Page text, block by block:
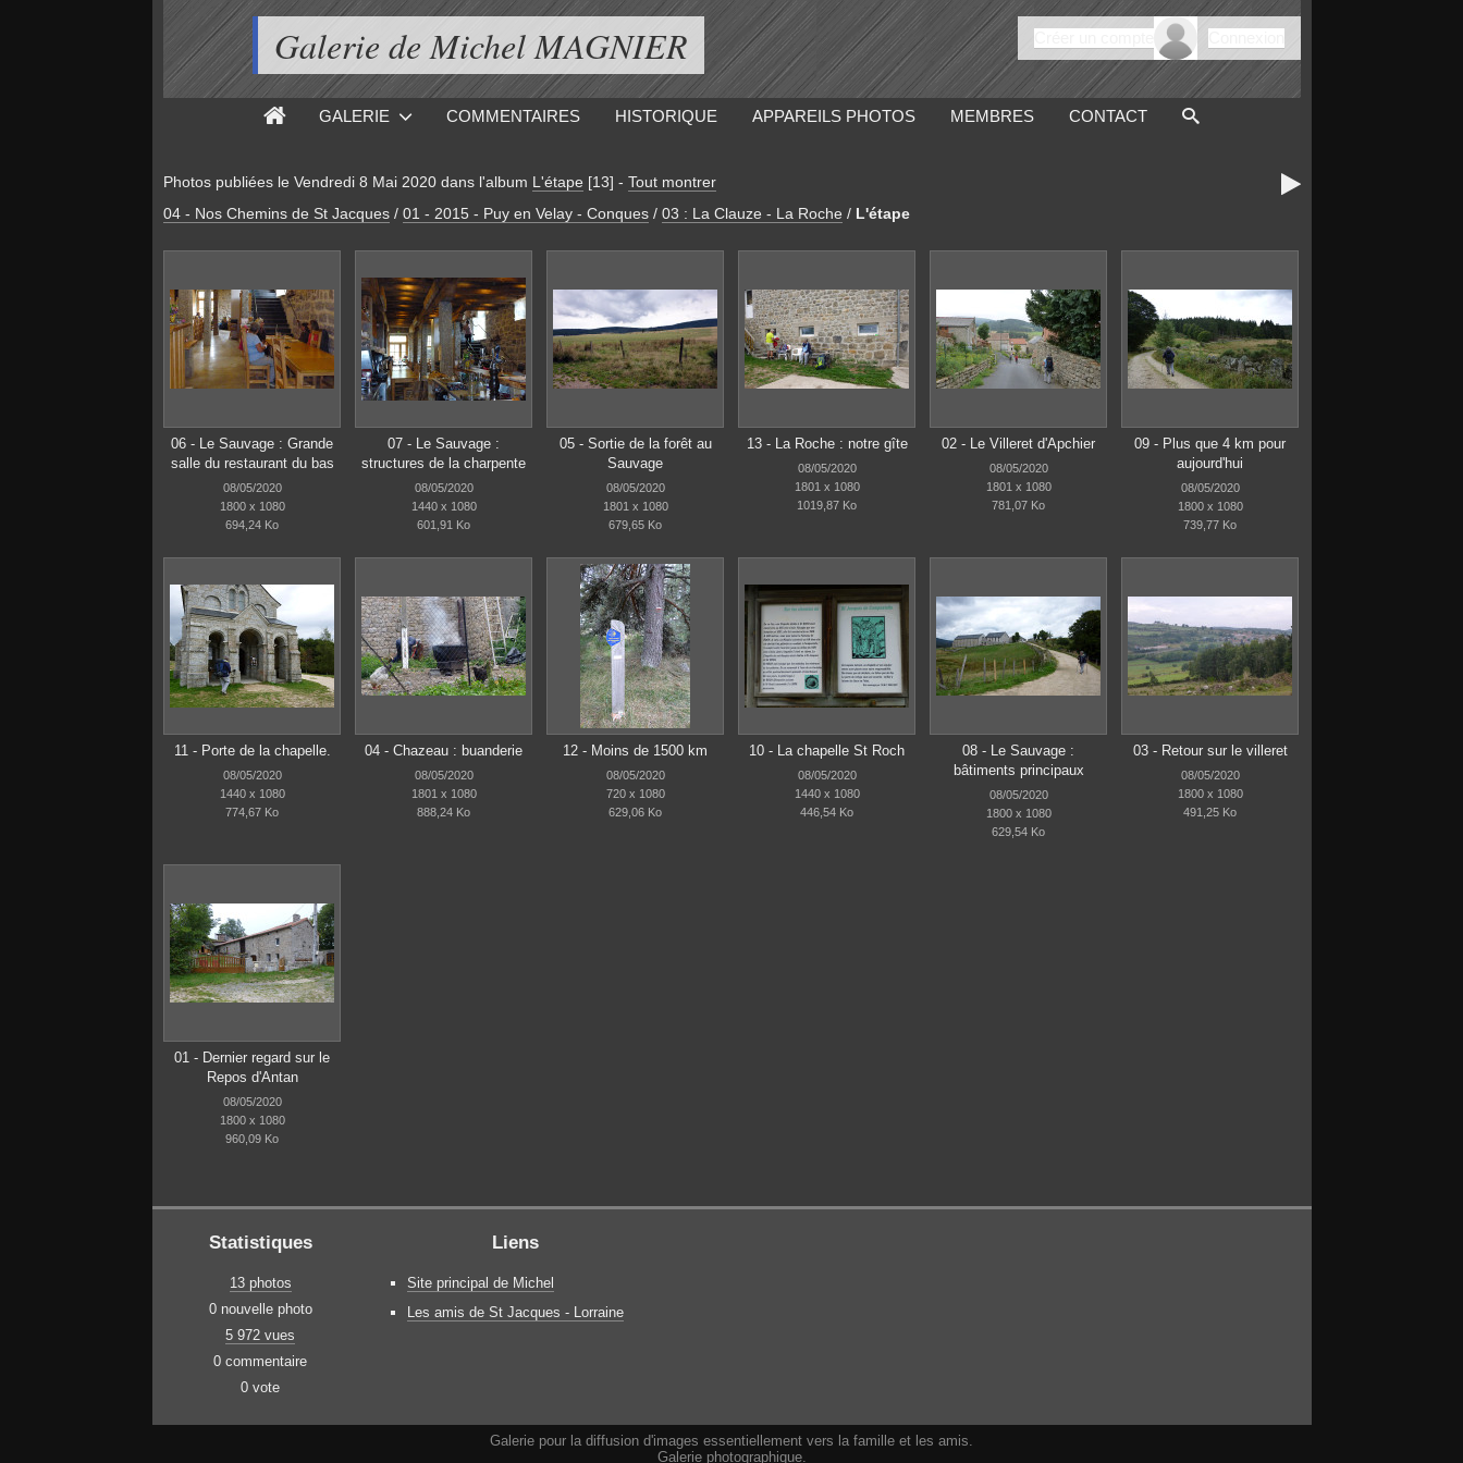
Galerie de Michel MAGNIER
GALERIE COMMENTAIRES HISTORIQUE APPAREILS PHOTOS MEMBRES CONTACT
Photos publiées le Vendredi 8 Mai 2020dans l'album L'étape [13] - Tout montrer
04 - Nos Chemins de St Jacques / 01 - 2015 - Puy en Velay - Conques / 03 : La Clauze - La Roche / L'étape

06 - Le Sauvage : Grande
salle du restaurant du bas
08/05/2020
1800 x 1080
694,24 Ko
07 - Le Sauvage :
structures de la charpente
08/05/2020
1440 x 1080
601,91 Ko
05 - Sortie de la forêt au
Sauvage
08/05/2020
1801 x 1080
679,65 Ko
13 - La Roche : notre gîte
08/05/2020
1801 x 1080
1019,87 Ko
02 - Le Villeret d'Apchier
08/05/2020
1801 x 1080
781,07 Ko
09 - Plus que 4 km pour
aujourd'hui
08/05/2020
1800 x 1080
739,77 Ko
11 - Porte de la chapelle.
08/05/2020
1440 x 1080
774,67 Ko
04 - Chazeau : buanderie
08/05/2020
1801 x 1080
888,24 Ko
12 - Moins de 1500 km
08/05/2020
720 x 1080
629,06 Ko
10 - La chapelle St Roch
08/05/2020
1440 x 1080
446,54 Ko
08 - Le Sauvage :
bâtiments principaux
08/05/2020
1800 x 1080
629,54 Ko
03 - Retour sur le villeret
08/05/2020
1800 x 1080
491,25 Ko
01 - Dernier regard sur le
Repos d'Antan
08/05/2020
1800 x 1080
960,09 Ko
Statistiques
13 photos
0 nouvelle photo
5 972 vues
0 commentaire
0 vote
Liens
Site principal de Michel
Les amis de St Jacques - Lorraine
Galerie pour la diffusion d'images essentiellement vers la famille et les amis.
Galerie photographique.